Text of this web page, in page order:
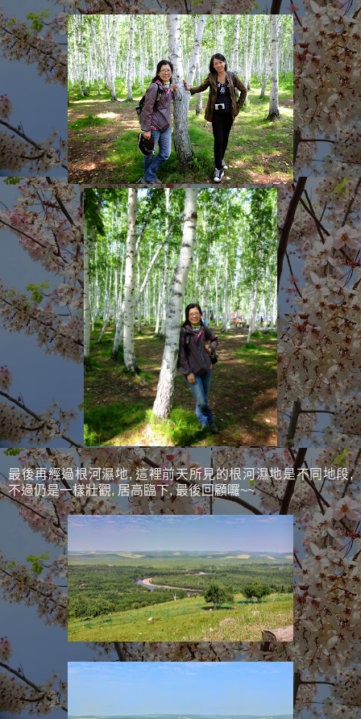
最後再經過根河濕地, 這裡前天所見的根河濕地是不同地段,
不過仍是一樣壯觀, 居高臨下, 最後回顧囉~~